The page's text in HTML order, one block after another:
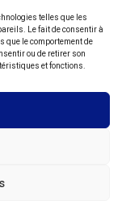
telles que les
Le fait de consentir à
que le comportement de
ou de retirer son
et fonctions.
Ferrand
FRANCE